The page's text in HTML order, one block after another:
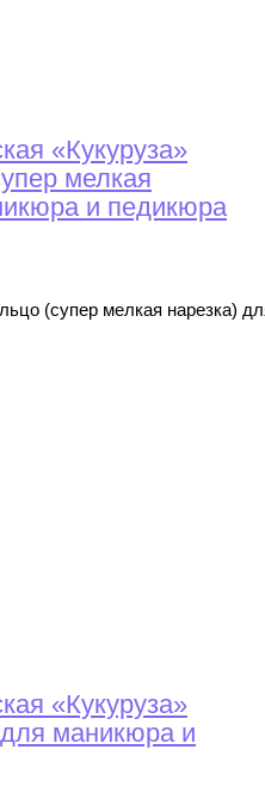
«Кукуруза»
мелкая
и педикюра
(супер мелкая нарезка)
«Кукуруза»
для маникюра и